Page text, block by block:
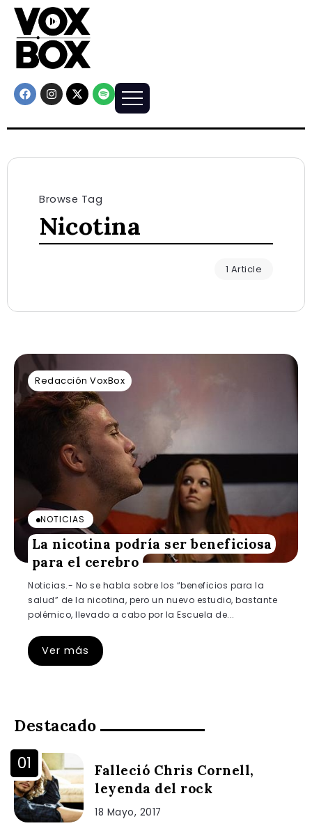
Browse Tag
Nicotina
1 Article
Redacción VoxBox
NOTICIAS
La nicotina podría ser beneficiosa
para el cerebro
Noticias.- No se habla sobre los “beneficios para la
salud” de la nicotina, pero un nuevo estudio, bastante
polémico, llevado a cabo por la Escuela de...
Ver más
Destacado
Falleció Chris Cornell,
leyenda del rock
18 Mayo, 2017